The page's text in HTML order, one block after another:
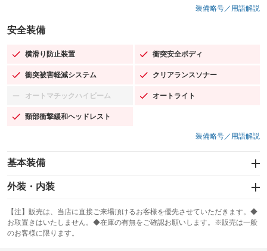
装備略号／用語解説
安全装備
横滑り防止装置
：装備あり 衝突安全ボディ
：装備あり
衝突被害軽減システム
：装備あり クリアランスソナー
：装備あり
オートマチックハイビーム
：装備なし オートライト
：装備あり
頸部衝撃緩和ヘッドレスト
：装備あり
装備略号／用語解説
基本装備
エアバッグ：運転席/助手席/サイド
：装備あり
：装備なし
サンルーフ
：装備なし ABS
外装・内装
カーナビ：HDDナビ
：装備あり
TV：フルセグ
：装備あり
【注】販売は、当店に直接ご来場頂けるお客様を優先させていただきます。◆
お取置きはいたしません。◆在庫の有無をご確認お願いします。※販売は一般
のお客様に限ります。